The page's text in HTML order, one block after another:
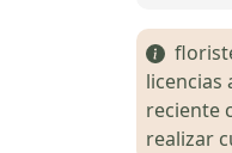
licencias
reciente
realizar